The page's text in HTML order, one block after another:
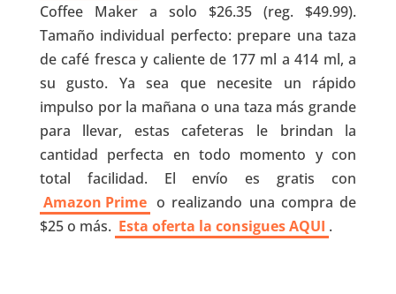
Coffee Maker a solo $26.35 (reg. $49.99).
Tamaño individual perfecto: prepare una taza
de café fresca y caliente de 177 ml a 414 ml, a
su gusto. Ya sea que necesite un rápido
impulso por la mañana o una taza más grande
para llevar, estas cafeteras le brindan la
cantidad perfecta en todo momento y con
total facilidad. El envío es gratis con
Amazon Prime o realizando una compra de
$25 o más. Esta oferta la consigues AQUI .